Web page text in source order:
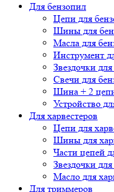
Для бензопил
Цепи для
Шины для
Масла для
Инструмент
Звездочки
Свечи для
Шина + 2
Устройство
Для харвестеров
Цепи для
Шины для
Части цепей
Звездочки
Масло для
Для триммеров